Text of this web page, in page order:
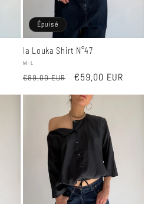
Épuisé
la Louka Shirt N°47
Fournisseur :
M-L
Prix
€89,00 EUR
Prix
€59,00 EUR